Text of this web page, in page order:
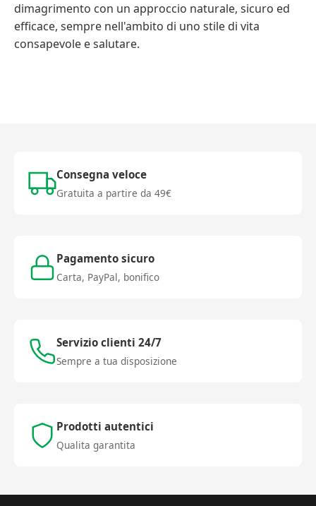
dimagrimento con un approccio naturale, sicuro ed
efficace, sempre nell'ambito di uno stile di vita
consapevole e salutare.
Consegna veloce
Gratuita a partire da 49€
Pagamento sicuro
Carta, PayPal, bonifico
Servizio clienti 24/7
Sempre a tua disposizione
Prodotti autentici
Qualita garantita